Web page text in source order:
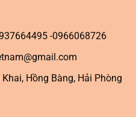
-0966068726
Hồng Bàng, Hải Phòng